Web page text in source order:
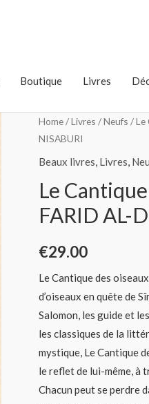
Boutique Livres
Home/Livres /Neufs / Le
NISABURI
Beaux livres, Livres,
Le
FARID AL-
€29.00
Le Cantique des
d’oiseaux en quête de
Salomon, les guide et
les classiques de la
mystique, Le Cantique
le reflet de lui-même, à
Chacun peut se perdre